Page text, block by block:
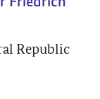
Republic